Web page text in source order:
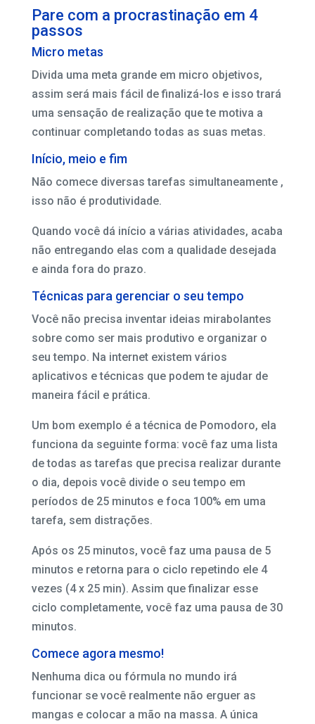
Pare com a procrastinação em 4
passos
Micro metas
Divida uma meta grande em micro objetivos,
assim será mais fácil de finalizá-los e isso trará
uma sensação de realização que te motiva a
continuar completando todas as suas metas.
Início, meio e fim
Não comece diversas tarefas simultaneamente ,
isso não é produtividade.
Quando você dá início a várias atividades, acaba
não entregando elas com a qualidade desejada
e ainda fora do prazo.
Técnicas para gerenciar o seu tempo
Você não precisa inventar ideias mirabolantes
sobre como ser mais produtivo e organizar o
seu tempo. Na internet existem vários
aplicativos e técnicas que podem te ajudar de
maneira fácil e prática.
Um bom exemplo é a técnica de Pomodoro, ela
funciona da seguinte forma: você faz uma lista
de todas as tarefas que precisa realizar durante
o dia, depois você divide o seu tempo em
períodos de 25 minutos e foca 100% em uma
tarefa, sem distrações.
Após os 25 minutos, você faz uma pausa de 5
minutos e retorna para o ciclo repetindo ele 4
vezes (4 x 25 min). Assim que finalizar esse
ciclo completamente, você faz uma pausa de 30
minutos.
Comece agora mesmo!
Nenhuma dica ou fórmula no mundo irá
funcionar se você realmente não erguer as
mangas e colocar a mão na massa. A única